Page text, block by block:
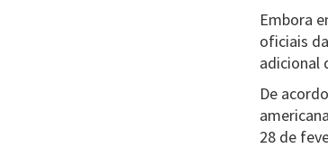
Embora
oficiais
adicional
De
28 de